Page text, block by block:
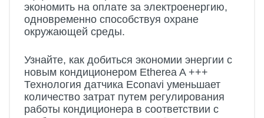
экономить на оплате за электроенергию,
одновременно способствуя охране
окружающей среды.
Узнайте, как добиться экономии энергии с
новым кондиционером Etherea A +++
Технология датчика Econavi уменьшает
количество затрат путем регулирования
работы кондиционера в соответствии с